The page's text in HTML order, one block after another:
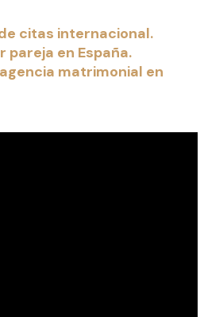
citas internacional.
en España.
matrimonial en